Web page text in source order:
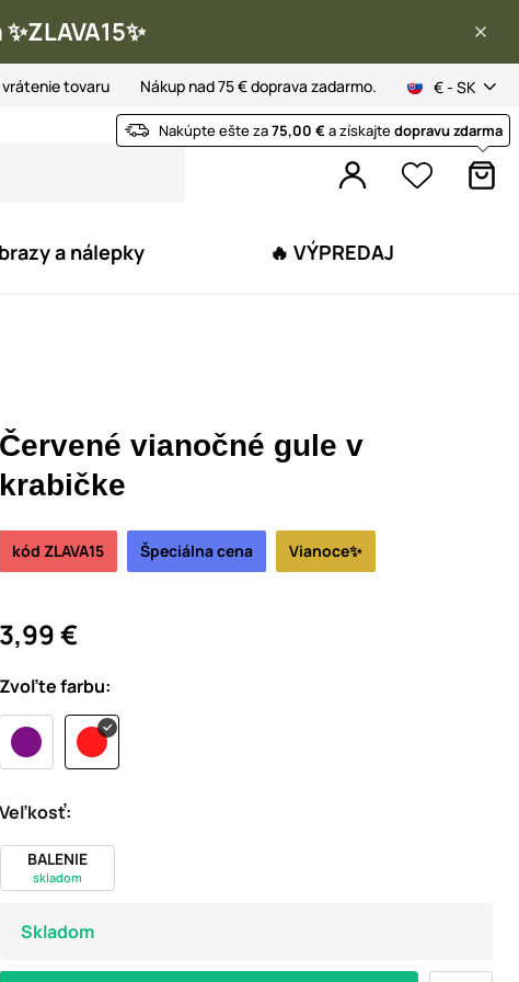
vrátenie tovaru Nákup nad 75 € doprava zadarmo. € - SK
Nakúpte ešte za75,00 €a získajtedopravu zdarma
a nálepky 🔥 VÝPREDAJ
Červené vianočné gule v
krabičke
3,99 €
kód ZLAVA15 Špeciálna cena Vianoce✨
Zvoľte farbu:
Veľkosť:
BALENIE
skladom
Skladom